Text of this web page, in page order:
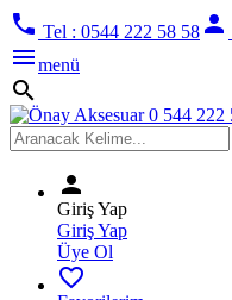
phone Tel : 0544 222 58 58 person
menumenü
search
person
Giriş Yap
Giriş Yap
Üye Ol
favorite_border